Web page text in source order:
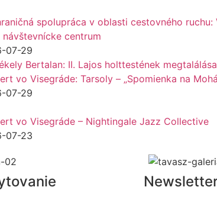
spolupráca v oblasti cestovného ruchu:
návštevnícke centrum
07-29
vo Visegráde: Tarsoly – „Spomienka na
07-29
vo Visegráde – Nightingale Jazz Collective
07-23